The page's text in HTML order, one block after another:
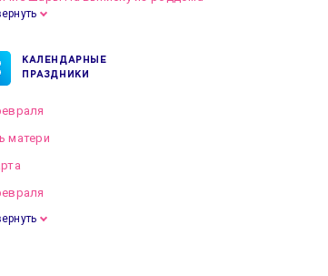
КАЛЕНДАРНЫЕ
ПРАЗДНИКИ
матери